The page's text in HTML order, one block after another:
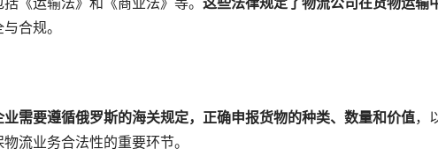
《运输法》和《商业法》等。 这些法律规定了物流公司在货物运输
合规。
业需要遵循俄罗斯的海关规定，正确申报货物的种类、数量和价值，
流业务合法性的重要环节。